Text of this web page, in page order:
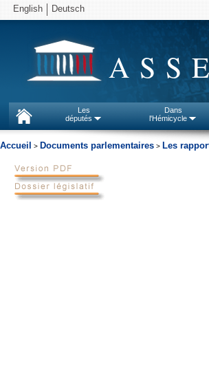
English Deutsch
Les
députés
Dans
l'Hémicycle
Accueil > Documents parlementaires > Les